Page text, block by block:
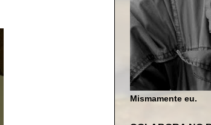
Mismamente eu.